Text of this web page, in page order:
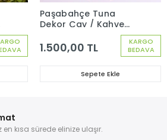
KARGO
BEDAVA
Paşabahçe Tuna
Dekor Çay / Kahve
Fincan Seti 6 Kişilik 12
Parça 97302
1.500,00 TL
Sepete Ekle
en kısa sürede elinize ulaşır.